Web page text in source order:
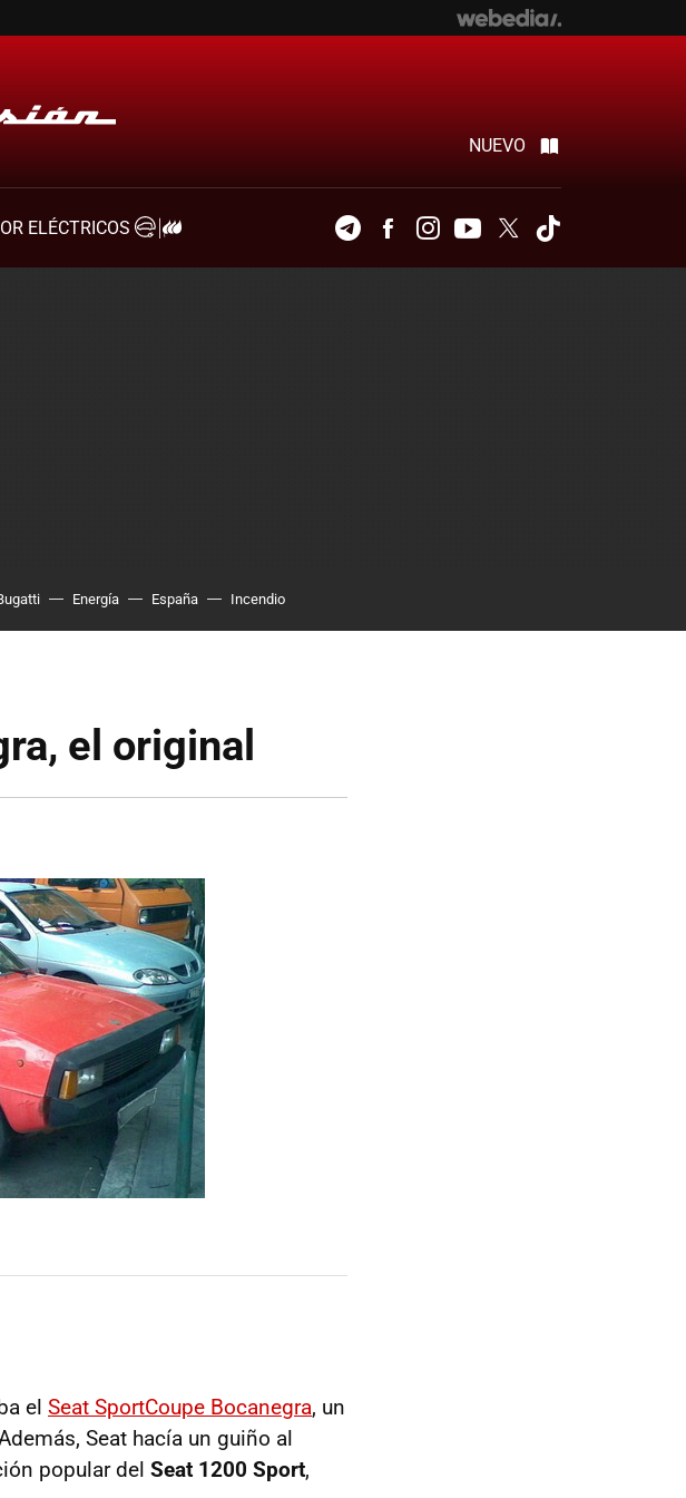
NUEVO
ELÉCTRICOS
TelegramFacebookInstagramYoutubeTwitter
Energía España Incendio
el original
el Seat SportCoupe Bocanegra, un
Seat hacía un guiño al
popular del Seat 1200 Sport,